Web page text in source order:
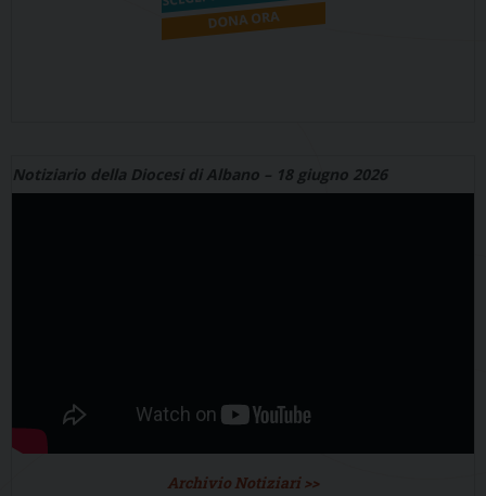
Notiziario della Diocesi di Albano – 18 giugno 2026
Archivio Notiziari >>